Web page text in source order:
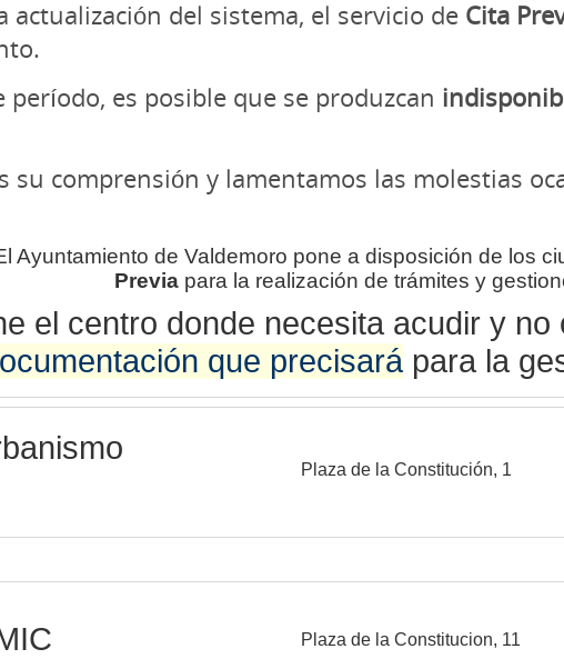
actualización del sistema, el servicio de Cita
período, es posible que se produzcan
su comprensión y lamentamos las molestias
Ayuntamiento de Valdemoro pone a disposición de los
Previapara la realización de trámites y
el centro donde necesita acudir y no
que precisarápara la
Plaza de la Constitución, 1
Plaza de la Constitucion, 11